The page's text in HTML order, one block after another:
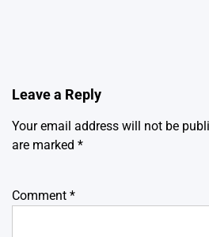
Leave a Reply
Your email address will not be
are marked *
Comment *